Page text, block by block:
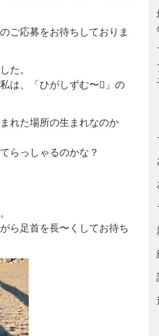
ご応募をお待ちしておりま
た。
は、「ひがしずむ〜」の
れた場所の生まれなのか
らっしゃるのかな？
ら足首を長〜くしてお待ち